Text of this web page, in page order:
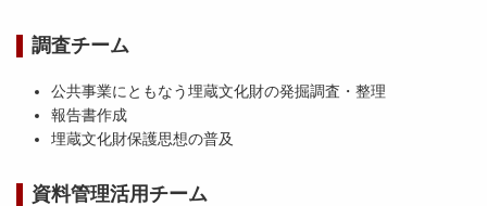
調査チーム
公共事業にともなう埋蔵文化財の発掘調査・整理
報告書作成
埋蔵文化財保護思想の普及
資料管理活用チーム